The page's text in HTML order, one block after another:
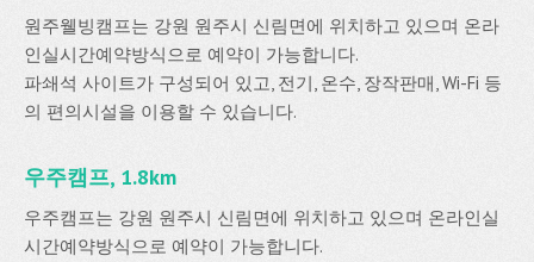
원주웰빙캠프는 강원 원주시 신림면에 위치하고 있으며 온라
인실시간예약방식으로 예약이 가능합니다.
파쇄석 사이트가 구성되어 있고, 전기, 온수, 장작판매, Wi-Fi 등
의 편의시설을 이용할 수 있습니다.
우주캠프, 1.8km
우주캠프는 강원 원주시 신림면에 위치하고 있으며 온라인실
시간예약방식으로 예약이 가능합니다.